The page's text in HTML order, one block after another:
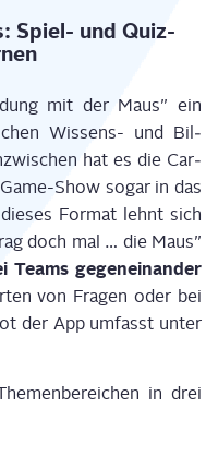
Spiel- und Quiz-
mit der Maus” ein
Wis­sens- und Bil­
hat es die Car­
Show sogar in das
For­mat lehnt sich
doch mal … die Maus”
Teams gegen­ein­an­der
von Fra­gen oder bei
der App umfasst unter
in drei